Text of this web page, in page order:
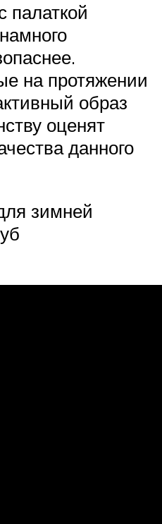
палаткой
на протяжении
образ
оценят
данного
зимней